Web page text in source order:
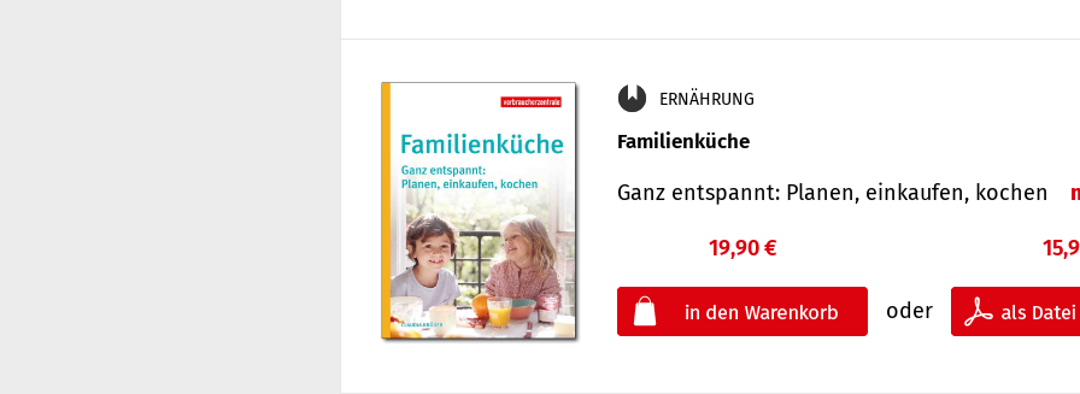
ERNÄHRUNG
Familienküche
Ganz entspannt: Planen, einkaufen, kochen
19,90 €
oder